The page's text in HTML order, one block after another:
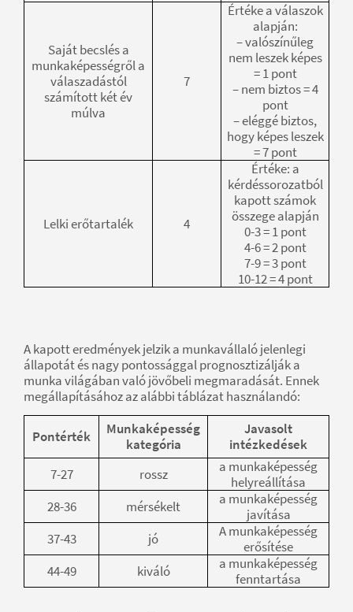
Saját becslés a
munkaképességről a
válaszadástól
számított két év
múlva
7
Értéke a válaszok
alapján:
– valószínűleg
nem leszek képes
= 1 pont
– nem biztos = 4
pont
– eléggé biztos,
hogy képes leszek
= 7 pont
Lelki erőtartalék 4
Értéke: a
kérdéssorozatból
kapott számok
összege alapján
0-3 = 1 pont
4-6 = 2 pont
7-9 = 3 pont
10-12 = 4 pont
A kapott eredmények jelzik a munkavállaló jelenlegi
állapotát és nagy pontossággal prognosztizálják a
munka világában való jövőbeli megmaradását. Ennek
megállapításához az alábbi táblázat használandó:
Pontérték
Munkaképesség
kategória
Javasolt
intézkedések
7-27
rossz
a munkaképesség
helyreállítása
28-36
mérsékelt
a munkaképesség
javítása
37-43
jó
A munkaképesség
erősítése
44-49
kiváló
a munkaképesség
fenntartása